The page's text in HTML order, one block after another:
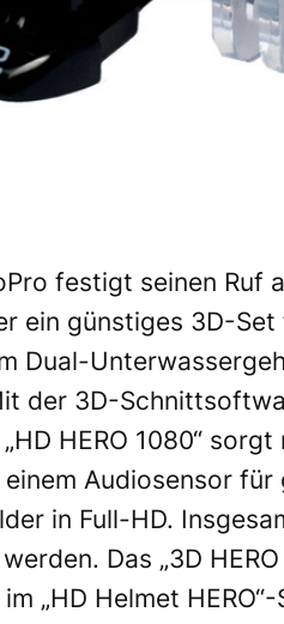
festigt seinen Ruf
ein günstiges 3D-
Dual-
der 3D-
HERO 1080“
Audiosensor für
in Full-HD.
Das „3D
„HD Helmet